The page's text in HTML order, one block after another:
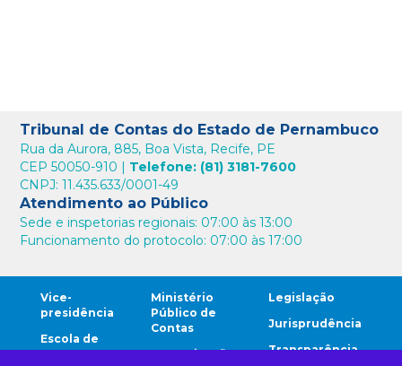
Tribunal de Contas do Estado de Pernambuco
Rua da Aurora, 885, Boa Vista, Recife, PE
CEP 50050-910 | Telefone: (81) 3181-7600
CNPJ: 11.435.633/0001-49
Atendimento ao Público
Sede e inspetorias regionais: 07:00 às 13:00
Funcionamento do protocolo: 07:00 às 17:00
Vice-
presidência
Escola de
Contas
Ministério
Público de
Contas
Comunicação
Legislação
Jurisprudência
Transparência